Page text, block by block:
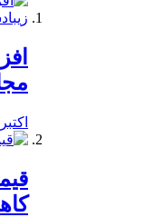
اکتبر 12, 2019